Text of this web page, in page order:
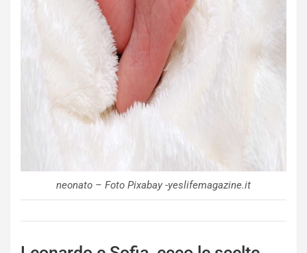
neonato – Foto Pixabay -yeslifemagazine.it